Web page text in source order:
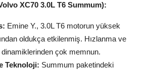
XC70 3.0L T6 Summum):
Emine Y., 3.0L T6 motorun yüksek
oldukça etkilenmiş. Hızlanma ve
çok memnun.
Teknoloji: Summum paketindeki